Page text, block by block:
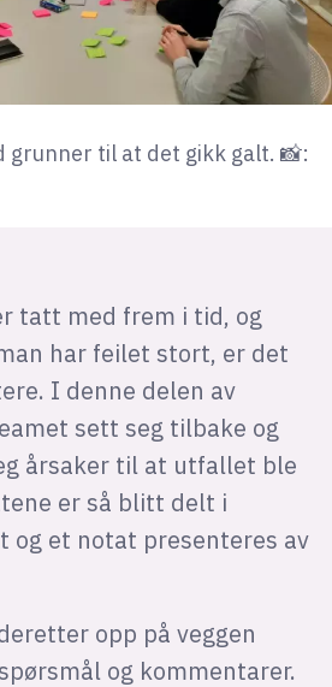
grunner til at det gikk galt. 📸:
tatt med frem i tid, og
har feilet stort, er det
I denne delen av
sett seg tilbake og
årsaker til at utfallet ble
er så blitt delt i
og et notat presenteres av
opp på veggen
og kommentarer.